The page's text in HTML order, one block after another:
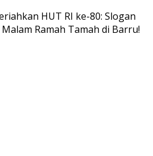
HUT RI ke-80: Slogan
Ramah Tamah di Barru!